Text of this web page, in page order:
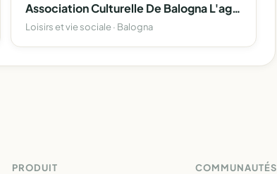
Association Culturelle De Balogna L'agora
Loisirs et vie sociale · Balogna
PRODUIT COMMUNAUTÉS